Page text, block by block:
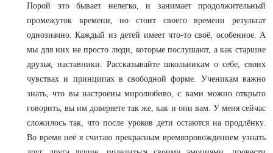
Порой это бывает нелегко, и занимает продолжительный
промежуток времени, но стоит своего времени результат
однозначно. Каждый из детей имеет что-то своё, особенное. А
мы для них не просто люди, которые послушают, а как старшие
друзья, наставники. Рассказывайте школьникам о себе, своих
чувствах и принципах в свободной форме. Ученикам важно
знать, что вы настроены миролюбиво, с вами можно открыто
говорить, вы им доверяете так же, как и они вам. У меня сейчас
сложилось так, что после уроков дети остаются на продлёнку.
Во время неё я считаю прекрасным времяпровождением узнать